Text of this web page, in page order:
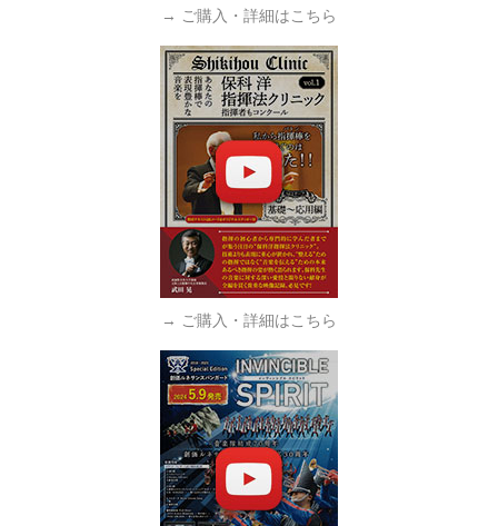
→ ご購入・詳細はこちら
→ ご購入・詳細はこちら